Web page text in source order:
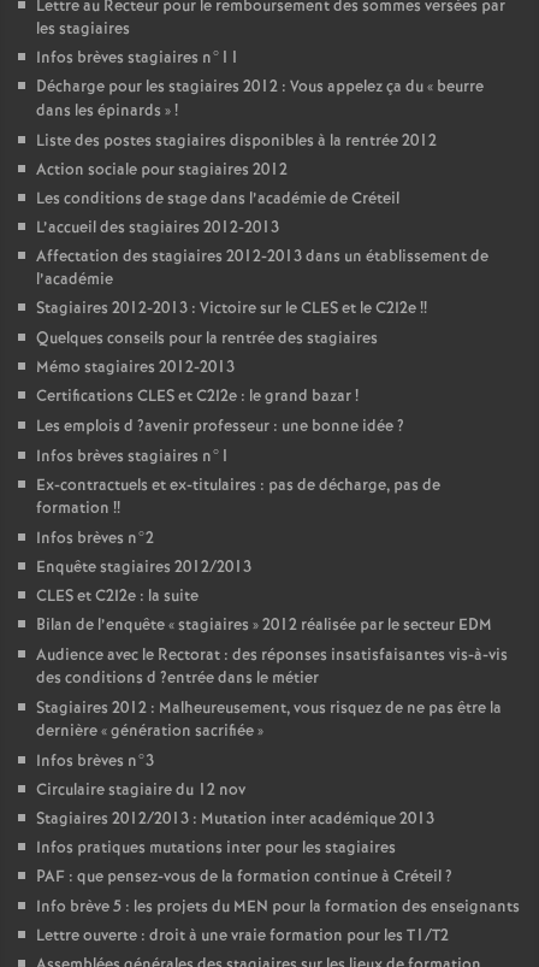
Lettre au Recteur pour le remboursement des sommes versées par
les stagiaires
Infos brèves stagiaires n°11
Décharge pour les stagiaires 2012 : Vous appelez ça du « beurre
dans les épinards »!
Liste des postes stagiaires disponibles à la rentrée 2012
Action sociale pour stagiaires 2012
Les conditions de stage dans l’académie de Créteil
L’accueil des stagiaires 2012-2013
Affectation des stagiaires 2012-2013 dans un établissement de
l’académie
Stagiaires 2012-2013 : Victoire sur leCLESet le C2I2e!!
Quelques conseils pour la rentrée des stagiaires
Mémo stagiaires 2012-2013
Certifications CLESet C2I2e : le grand bazar!
Les emplois d ?avenir professeur : une bonne idée?
Infos brèves stagiaires n°1
Ex-contractuels et ex-titulaires : pas de décharge, pas de
formation !!
Infos brèves n°2
Enquête stagiaires 2012/2013
CLESet C2I2e : la suite
Bilan de l’enquête «stagiaires » 2012 réalisée par le secteur EDM
Audience avec le Rectorat : des réponses insatisfaisantes vis-à-vis
des conditions d ?entrée dans le métier
Stagiaires 2012 : Malheureusement, vous risquez de ne pas être la
dernière «génération sacrifiée»
Infos brèves n°3
Circulaire stagiaire du 12 nov
Stagiaires 2012/2013 : Mutation inter académique 2013
Infos pratiques mutations inter pour les stagiaires
PAF : que pensez-vous de la formation continue à Créteil?
Info brève 5 : les projets du MEN pour la formation des enseignants
Lettre ouverte : droit à une vraie formation pour les T1/T2